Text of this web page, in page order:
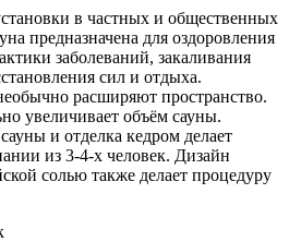
в частных и общественных
предназначена для оздоровления
заболеваний, закаливания
сил и отдыха.
расширяют пространство.
увеличивает объём сауны.
и отделка кедром делает
из 3-4-х человек. Дизайн
солью также делает процедуру